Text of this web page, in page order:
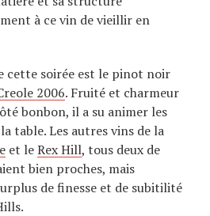
à ce vin de vieillir en
cette soirée est le pinot noir
2006. Fruité et charmeur
bonbon, il a su animer les
table. Les autres vins de la
et leRex Hill, tous deux de
bien proches, mais
de finesse et de subitilité